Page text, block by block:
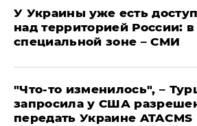
У Украины уже есть
над территорией России:
специальной зоне – СМИ
​"Что-то изменилось", –
запросила у США
передать Украине ATACMS